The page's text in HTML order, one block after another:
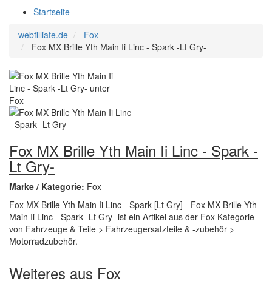
Startseite
webfilliate.de
Fox
Fox MX Brille Yth Main Ii Linc - Spark -Lt Gry-
Fox MX Brille Yth Main Ii Linc - Spark -
Lt Gry-
Marke / Kategorie: Fox
Fox MX Brille Yth Main Ii Linc - Spark [Lt Gry] - Fox MX Brille Yth
Main Ii Linc - Spark -Lt Gry- ist ein Artikel aus der Fox Kategorie
von Fahrzeuge & Teile > Fahrzeugersatzteile & -zubehör >
Motorradzubehör.
Weiteres aus Fox